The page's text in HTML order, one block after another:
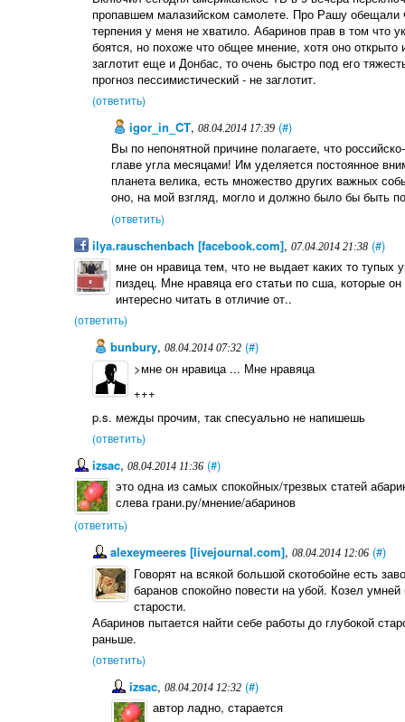
пропавшем малазийском самолете. Про Рашу обещали
терпения у меня не хватило. Абаринов прав в том что
боятся, но похоже что общее мнение, хотя оно
заглотит еще и Донбас, то очень быстро под его
прогноз пессимистический - не заглотит.
(ответить)
igor_in_CT, 08.04.2014 17:39 (#)
Вы по непонятной причине полагаете, что
главе угла месяцами! Им уделяется постоянное
планета велика, есть множество других важных
оно, на мой взгляд, могло и должно было бы быть
(ответить)
ilya.rauschenbach [facebook.com], 07.04.2014 21:38 (#)
мне он нравица тем, что не выдает каких то тупых
пиздец. Мне нравяца его статьи по сша, которые
интересно читать в отличие от..
(ответить)
bunbury,08.04.2014 07:32 (#)
>мне он нравица ... Мне нравяца
+++
p.s. межды прочим, так спесуально не напишешь
(ответить)
izsac, 08.04.2014 11:36 (#)
это одна из самых спокойных/трезвых статей
слева грани.ру/мнение/абаринов
(ответить)
alexeymeeres [livejournal.com],08.04.2014 12:06 (#)
Говорят на всякой большой скотобойне есть
баранов спокойно повести на убой. Козел
старости.
Абаринов пытается найти себе работы до глубокой
раньше.
(ответить)
izsac, 08.04.2014 12:32 (#)
автор ладно, старается